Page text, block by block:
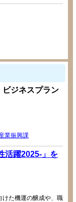
ビジネスプラン
業振興課
活躍2025-」を
た機運の醸成や、職